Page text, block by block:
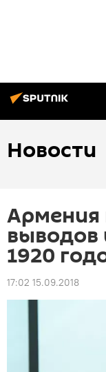
Новости
Армения
выводов
1920
17:02 15.09.2018